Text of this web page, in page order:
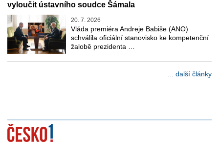
vyloučit ústavního soudce Šámala
20. 7. 2026
Vláda premiéra Andreje Babiše (ANO)
schválila oficiální stanovisko ke kompetenční
žalobě prezidenta …
... další články